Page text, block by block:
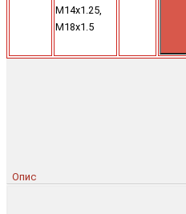
М14х1.25,
М18х1.5
Опис